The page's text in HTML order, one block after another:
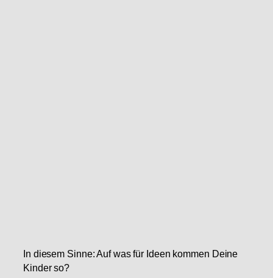
In diesem Sinne: Auf was für Ideen kommen Deine
Kinder so?